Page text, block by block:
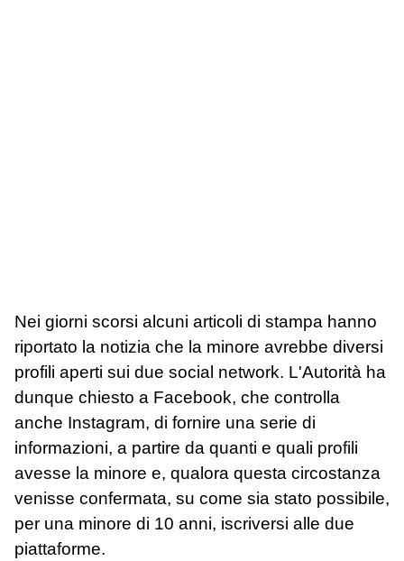
Nei giorni scorsi alcuni articoli di stampa hanno
riportato la notizia che la minore avrebbe diversi
profili aperti sui due social network. L'Autorità ha
dunque chiesto a Facebook, che controlla
anche Instagram, di fornire una serie di
informazioni, a partire da quanti e quali profili
avesse la minore e, qualora questa circostanza
venisse confermata, su come sia stato possibile,
per una minore di 10 anni, iscriversi alle due
piattaforme.